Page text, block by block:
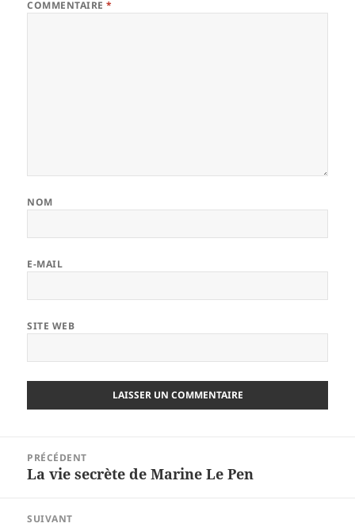
COMMENTAIRE*
NOM
E-MAIL
SITE WEB
l’article
PRÉCÉDENT
Article
La vie secrète de Marine Le Pen
SUIVANT